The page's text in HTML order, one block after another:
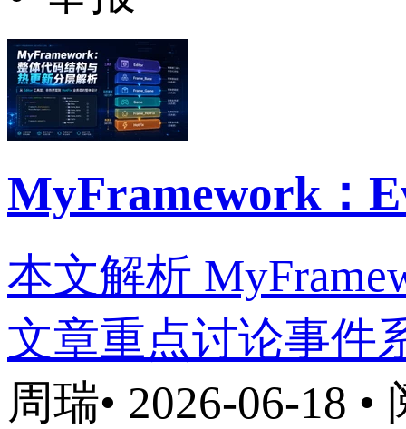
MyFramework：
本文解析
文章重点讨论事件
周瑞• 2026-06-18 •